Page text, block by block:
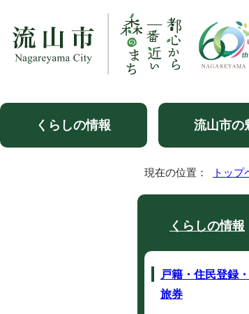
くらしの情報 流山市の
現在の位置： トップ
くらしの情報
戸籍・住民登録・
旅券